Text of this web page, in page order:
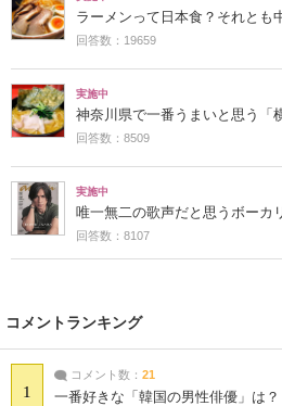
ラーメンって日本食？それとも
回答数：19659
実施中
神奈川県で一番うまいと思う「
回答数：8509
実施中
唯一無二の歌声だと思うボーカ
回答数：8107
コメントランキング
1
コメント数： 21
一番好きな「韓国の男性俳優」は